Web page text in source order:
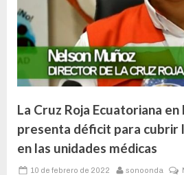
La Cruz Roja Ecuatoriana
presenta déficit para cubrir
en las unidades médicas
10 de febrero de 2022 sonoonda